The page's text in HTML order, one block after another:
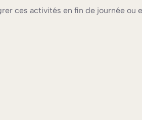
ces activités en fin de journée ou